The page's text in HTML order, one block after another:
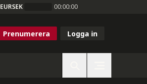
EURSEK 00:00:00
Prenumerera Logga in